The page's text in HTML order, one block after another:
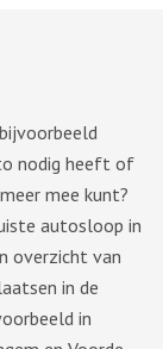
nodig heeft of
mee kunt?
autosloop in
overzicht van
in de
in